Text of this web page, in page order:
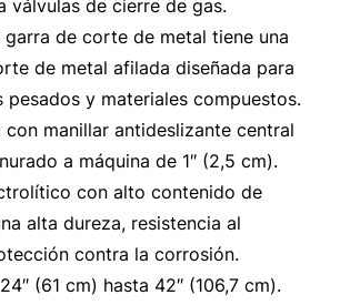
válvulas de cierre de gas.
garra de corte de metal tiene una
de metal afilada diseñada para
​​y materiales compuestos.
con manillar antideslizante central
a máquina de 1″ (2,5 cm).
con alto contenido de
alta dureza, resistencia al
contra la corrosión.
(61 cm) hasta 42″ (106,7 cm).